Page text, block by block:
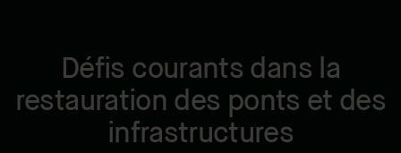
Défis courants dans la
restauration des ponts et des
infrastructures